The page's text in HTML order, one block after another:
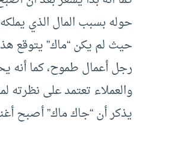
حوله بسبب المال الذي
حيث لم يكن “ماك” يتوقع
رجل أعمال طموح، كما أنه
والعملاء تعتمد على نظرته
يذكر أن “جاك ماك” أصبح أغنى